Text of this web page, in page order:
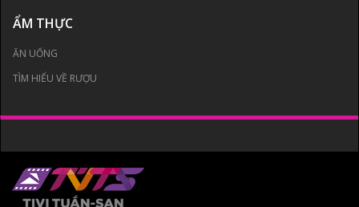
ẨM THỰC
ĂN UỐNG
TÌM HIỂU VỀ RƯỢU